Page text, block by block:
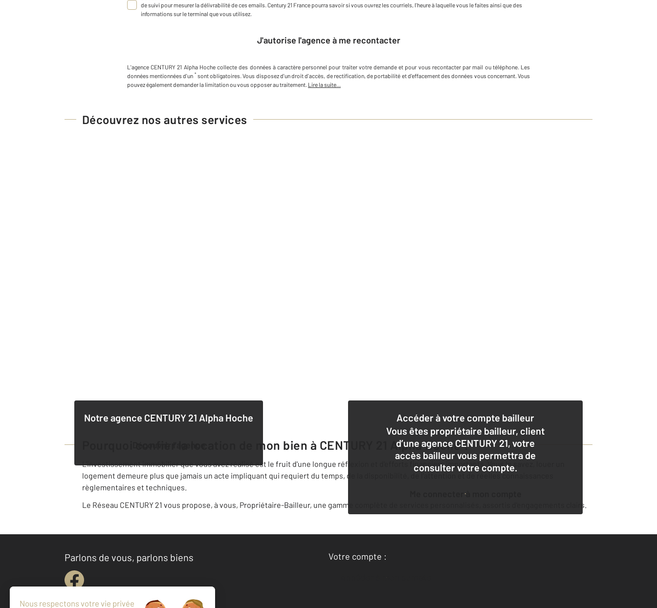
de suivi pour mesurer la délivrabilité de ces emails. Century 21 France pourra savoir si vous ouvrez les courriels, l'heure à laquelle vous le faites ainsi que des
informations sur le terminal que vous utilisez.
J'autorise l'agence à me recontacter
L'agence CENTURY 21 Alpha Hoche collecte des données à caractère personnel pour traiter votre demande et pour vous recontacter par mail ou téléphone. Les
données mentionnées d'un * sont obligatoires. Vous disposez d'un droit d'accès, de rectification, de portabilité et d'effacement des données vous concernant. Vous
pouvez également demander la limitation ou vous opposer au traitement. Lire la suite...
Découvrez nos autres services
Notre agence CENTURY 21 Alpha Hoche
Accéder à votre compte bailleur
Vous êtes propriétaire bailleur, client
d’une agence CENTURY 21, votre
accès bailleur vous permettra de
consulter votre compte.
Me connecter à mon compte
Pourquoi confier la location de mon bien à CENTURY 21 Alpha Hoche?
L'investissement immobilier que vous avez réalisé est le fruit d'une longue réflexion et d'efforts financiers importants. Vous le savez, louer un
logement demeure plus que jamais un acte impliquant qui requiert du temps, de la disponibilité, de l'attention et de réelles connaissances
règlementaires et techniques.
Le Réseau CENTURY 21 vous propose, à vous, Propriétaire-Bailleur, une gamme complète de services personnalisés, assortis d'engagements clairs.
Parlons de vous, parlons biens
Votre compte :
Accéder à mon compte